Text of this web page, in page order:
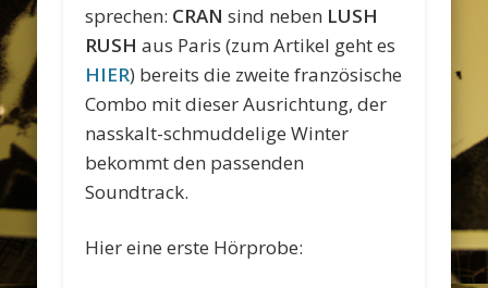
sprechen: CRAN sind neben LUSH
RUSH aus Paris (zum Artikel geht es
HIER) bereits die zweite französische
Combo mit dieser Ausrichtung, der
nasskalt-schmuddelige Winter
bekommt den passenden
Soundtrack.
Hier eine erste Hörprobe: